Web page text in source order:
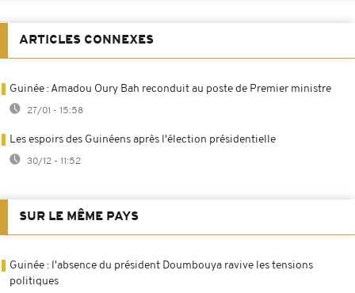
ARTICLES CONNEXES
Guinée : Amadou Oury Bah reconduit au poste de Premier ministre
27/01 - 15:58
Les espoirs des Guinéens après l'élection présidentielle
30/12 - 11:52
SUR LE MÊME PAYS
Guinée : l'absence du président Doumbouya ravive les tensions
politiques